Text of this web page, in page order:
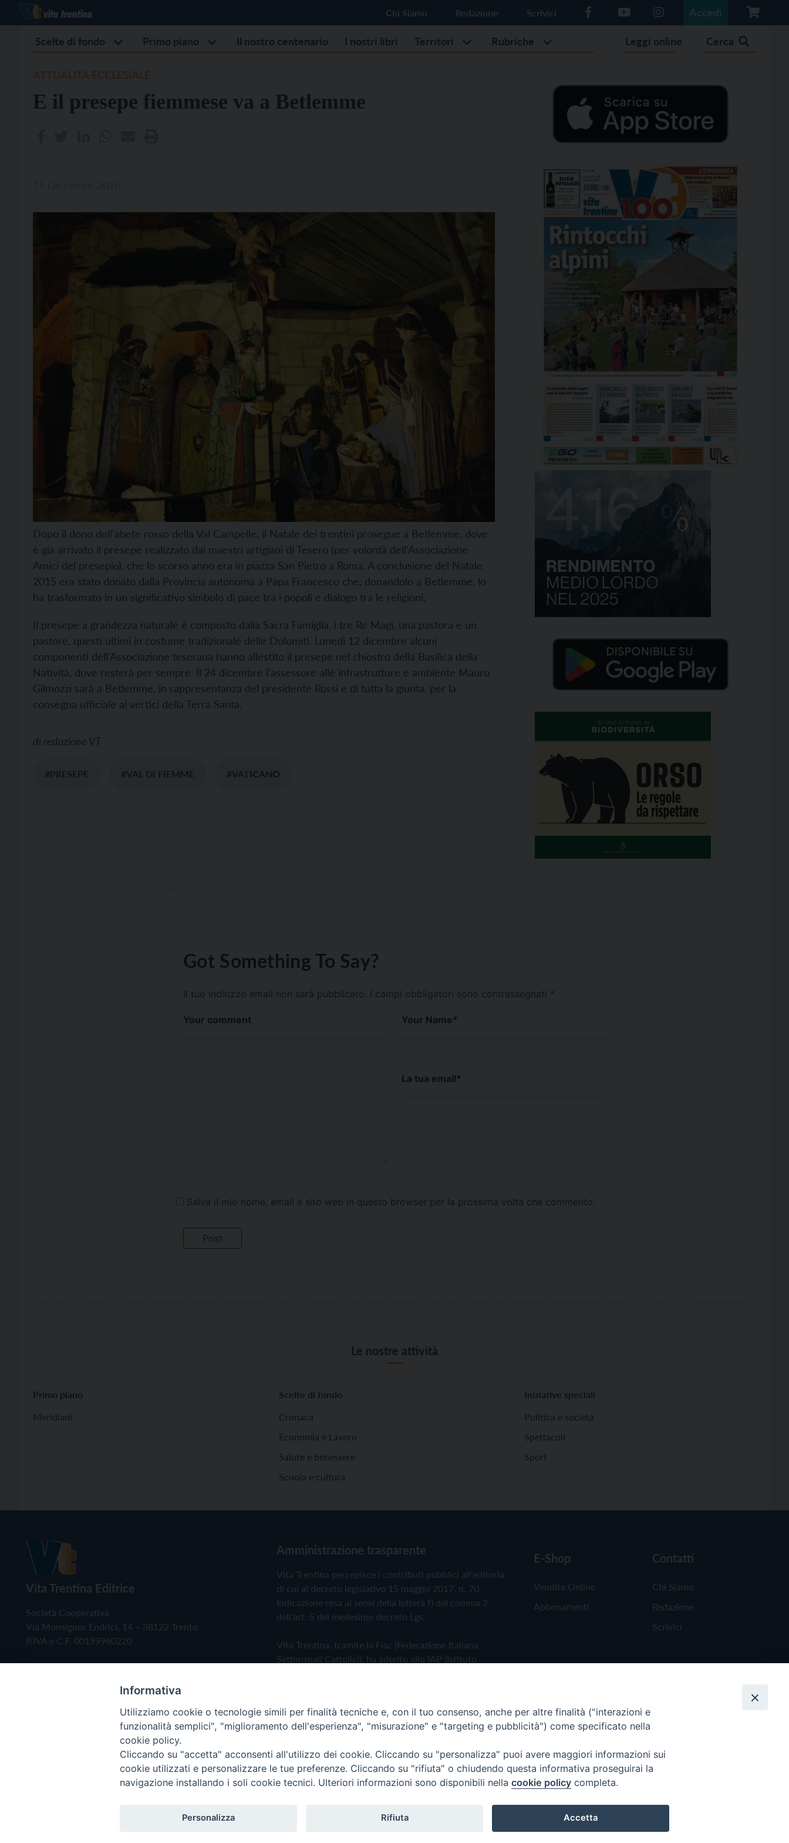
Chi Siamo Redazione Scrivici Accedi
Scelte di fondo Primo piano Il nostro centenario I nostri libri Territori Rubriche Leggi online Cerca
E il presepe fiemmese va a Betlemme
Dopo il dono dell'abete rosso della Val Campelle, il Natale dei trentini prosegue a Betlemme, dove
è già arrivato il presepe realizzato dai maestri artigiani di Tesero (per volontà dell'Associazione
Amici del presepio), che lo scorso anno era in piazza San Pietro a Roma. A conclusione del Natale
2015 era stato donato dalla Provincia autonoma a Papa Francesco che, donandolo a Betlemme, lo
ha trasformato in un significativo simbolo di pace tra i popoli e dialogo tra le religioni.
Il presepe a grandezza naturale è composto dalla Sacra Famiglia, i tre Re Magi, una pastora e un
pastore, questi ultimi in costume tradizionale delle Dolomiti. Lunedì 12 dicembre alcuni
componenti dell'Associazione teserana hanno allestito il presepe nel chiostro della Basilica della
Natività, dove resterà per sempre. Il 24 dicembre l'assessore alle infrastrutture e ambiente Mauro
Gilmozzi sarà a Betlemme, in rappresentanza del presidente Rossi e di tutta la giunta, per la
consegna ufficiale ai vertici della Terra Santa.
di redazione VT
#PRESEPE #VAL DI FIEMME #VATICANO
Got Something To Say?
Il tuo indirizzo email non sarà pubblicato. I campi obbligatori sono contrassegnati *
Your comment Your Name*
La tua email*
Salva il mio nome, email e sito web in questo browser per la prossima volta che commento.
Le nostre attività
Primo piano
Meridiani
Scelte di fondo
Cronaca
Economia e Lavoro
Salute e benessere
Scuola e cultura
Iniziative speciali
Politica e società
Spettacoli
Sport
Vita Trentina Editrice
Società Cooperativa
Via Monsignor Endrici, 14 – 38122 Trento
P.IVA e C.F. 00199960220
Amministrazione trasparente
Vita Trentina percepisce i contributi pubblici all'editoria
di cui al decreto legislativo 15 maggio 2017, n. 70.
Indicazione resa ai sensi della lettera f) del comma 2
dell'art. 5 del medesimo decreto Lgs.
Vita Trentina, tramite la Fisc (Federazione Italiana
Settimanali Cattolici), ha aderito allo IAP (Istituto
Privacy Policy Cookie Policy
E-Shop
Vendita Online
Abbonamenti
Contatti
Chi Siamo
Redazione
Scrivici
Copyright © 2019 - Tutti i diritti riservati - Vita Trentina Editrice
Informativa
Utilizziamo cookie o tecnologie simili per finalità tecniche e, con il tuo consenso, anche per altre finalità ("interazioni e
funzionalità semplici", "miglioramento dell'esperienza", "misurazione" e "targeting e pubblicità") come specificato nella
cookie policy.
Cliccando su "accetta" acconsenti all'utilizzo dei cookie. Cliccando su "personalizza" puoi avere maggiori informazioni sui
cookie utilizzati e personalizzare le tue preferenze. Cliccando su "rifiuta" o chiudendo questa informativa proseguirai la
navigazione installando i soli cookie tecnici. Ulteriori informazioni sono disponibili nella cookie policy completa.
Personalizza Rifiuta Accetta